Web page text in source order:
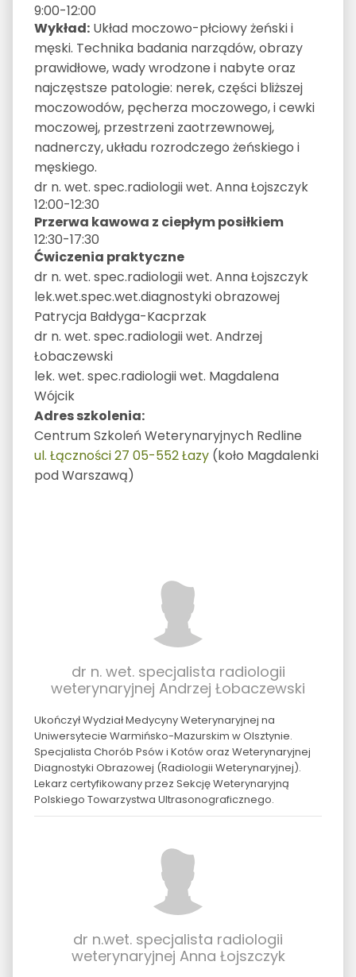
9:00-12:00
Wykład:Układ moczowo-płciowy żeński i
męski. Technika badania narządów, obrazy
prawidłowe, wady wrodzone i nabyte oraz
najczęstsze patologie: nerek, części bliższej
moczowodów, pęcherza moczowego, i cewki
moczowej, przestrzeni zaotrzewnowej,
nadnerczy, układu rozrodczego żeńskiego i
męskiego.
dr n. wet. spec.radiologii wet. Anna Łojszczyk
12:00-12:30
Przerwa kawowa z ciepłym posiłkiem
12:30-17:30
Ćwiczenia praktyczne
dr n. wet. spec.radiologii wet. Anna Łojszczyk
lek.wet.spec.wet.diagnostyki obrazowej
Patrycja Bałdyga-Kacprzak
dr n. wet. spec.radiologii wet. Andrzej
Łobaczewski
lek. wet. spec.radiologii wet. Magdalena
Wójcik
Adres szkolenia:
Centrum Szkoleń Weterynaryjnych Redline
ul. Łączności 27 05-552 Łazy (koło Magdalenki
pod Warszawą)
dr n. wet. specjalista radiologii
weterynaryjnej Andrzej Łobaczewski
Ukończył Wydział Medycyny Weterynaryjnej na
Uniwersytecie Warmińsko-Mazurskim w Olsztynie.
Specjalista Chorób Psów i Kotów oraz Weterynaryjnej
Diagnostyki Obrazowej (Radiologii Weterynaryjnej).
Lekarz certyfikowany przez Sekcję Weterynaryjną
Polskiego Towarzystwa Ultrasonograficznego.
dr n.wet. specjalista radiologii
weterynaryjnej Anna Łojszczyk